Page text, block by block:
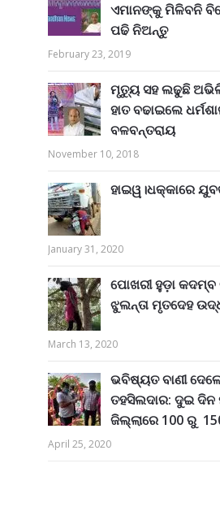
ଏମାନଙ୍କୁ ମିଳିବନି
ପଢି ନିଅନ୍ତୁ
February 23, 2019
ମୃତ୍ୟୁ ସହ ଲଢୁଛି
ହାତ ବଢାଇଲେ
ବଳବନ୍ତରାୟ
November 10, 2018
ହାଇୱ।ଧକ୍କାରେ
January 31, 2020
ପୋଖରୀ ହୁଡ଼ା
ଝୁଲନ୍ତା ମୃତଦେହ
March 13, 2020
ଭବିଷ୍ୟତ ବାଣୀ
ତହସିଲଦାର: ଦୁଇ
ଜିଲ୍ଲାରେ 100 ରୁ
April 25, 2020